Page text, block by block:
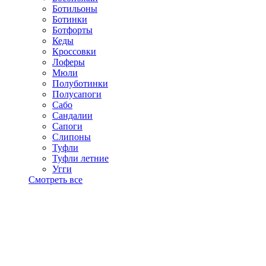
Ботильоны
Ботинки
Ботфорты
Кеды
Кроссовки
Лоферы
Мюли
Полуботинки
Полусапоги
Сабо
Сандалии
Сапоги
Слипоны
Туфли
Туфли летние
Угги
Смотреть все